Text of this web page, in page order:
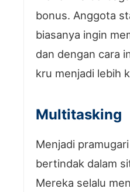
bonus. Anggota
biasanya ingin
dan dengan cara
kru menjadi lebih
Multitasking
Menjadi
bertindak dalam
Mereka selalu